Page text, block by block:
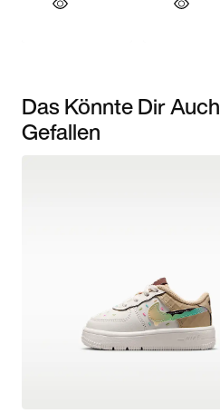
Das Könnte Dir Auch
Gefallen